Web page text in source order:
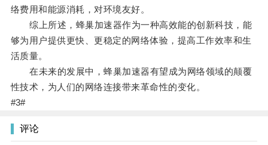
络费用和能源消耗，对环境友好。
综上所述，蜂巢加速器作为一种高效能的创新科技，能
够为用户提供更快、更稳定的网络体验，提高工作效率和生
活质量。
在未来的发展中，蜂巢加速器有望成为网络领域的颠覆
性技术，为人们的网络连接带来革命性的变化。
#3#
评论